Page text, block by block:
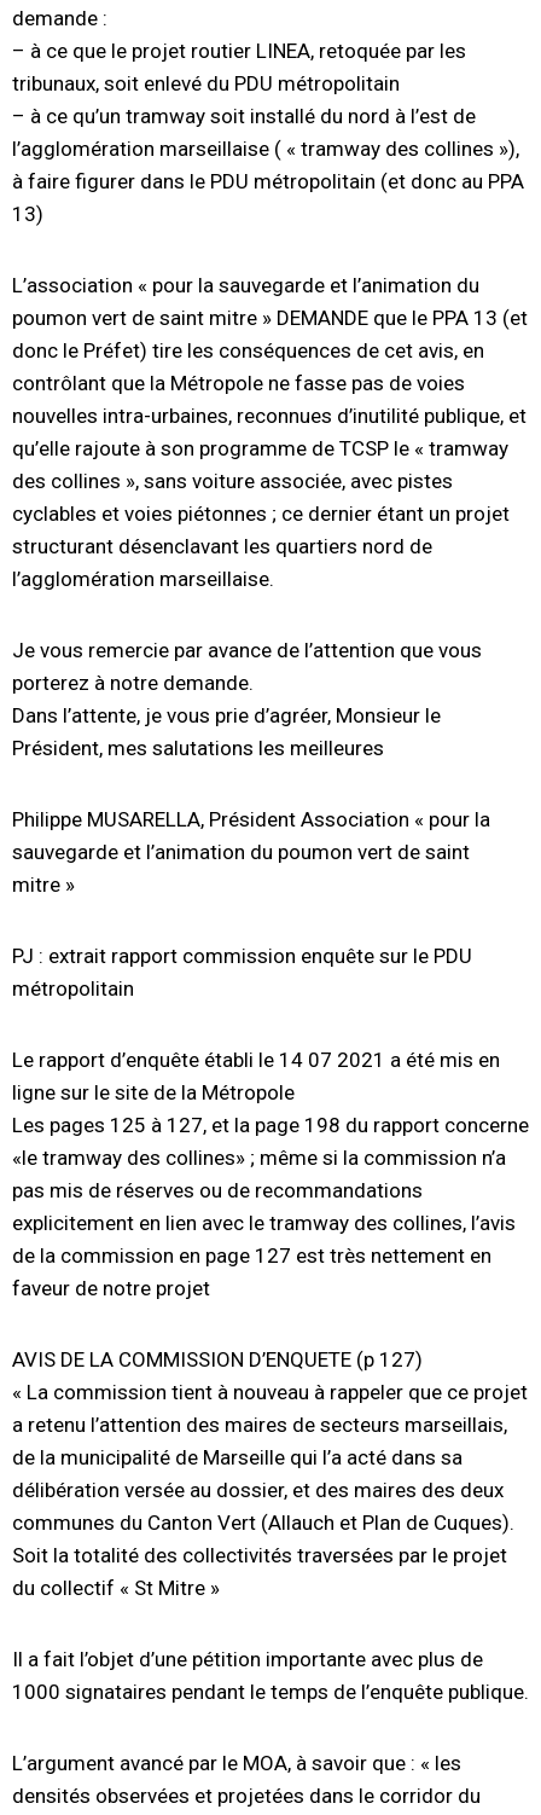
demande :
– à ce que le projet routier LINEA, retoquée par les
tribunaux, soit enlevé du PDU métropolitain
– à ce qu’un tramway soit installé du nord à l’est de
l’agglomération marseillaise ( « tramway des collines »),
à faire figurer dans le PDU métropolitain (et donc au PPA
13)
L’association « pour la sauvegarde et l’animation du
poumon vert de saint mitre » DEMANDE que le PPA 13 (et
donc le Préfet) tire les conséquences de cet avis, en
contrôlant que la Métropole ne fasse pas de voies
nouvelles intra-urbaines, reconnues d’inutilité publique, et
qu’elle rajoute à son programme de TCSP le « tramway
des collines », sans voiture associée, avec pistes
cyclables et voies piétonnes ; ce dernier étant un projet
structurant désenclavant les quartiers nord de
l’agglomération marseillaise.
Je vous remercie par avance de l’attention que vous
porterez à notre demande.
Dans l’attente, je vous prie d’agréer, Monsieur le
Président, mes salutations les meilleures
Philippe MUSARELLA, Président Association « pour la
sauvegarde et l’animation du poumon vert de saint
mitre »
PJ : extrait rapport commission enquête sur le PDU
métropolitain
Le rapport d’enquête établi le 14 07 2021 a été mis en
ligne sur le site de la Métropole
Les pages 125 à 127, et la page 198 du rapport concerne
«le tramway des collines» ; même si la commission n’a
pas mis de réserves ou de recommandations
explicitement en lien avec le tramway des collines, l’avis
de la commission en page 127 est très nettement en
faveur de notre projet
AVIS DE LA COMMISSION D’ENQUETE (p 127)
« La commission tient à nouveau à rappeler que ce projet
a retenu l’attention des maires de secteurs marseillais,
de la municipalité de Marseille qui l’a acté dans sa
délibération versée au dossier, et des maires des deux
communes du Canton Vert (Allauch et Plan de Cuques).
Soit la totalité des collectivités traversées par le projet
du collectif « St Mitre »
Il a fait l’objet d’une pétition importante avec plus de
1000 signataires pendant le temps de l’enquête publique.
L’argument avancé par le MOA, à savoir que : « les
densités observées et projetées dans le corridor du